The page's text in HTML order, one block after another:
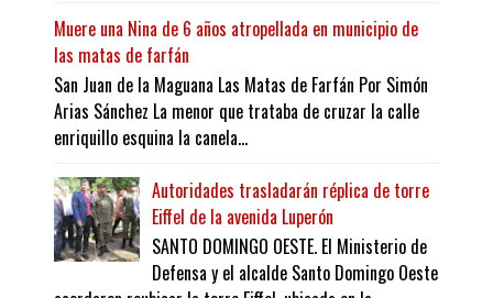
Muere una Nina de 6 años atropellada en municipio de
las matas de farfán
San Juan de la Maguana Las Matas de Farfán Por Simón
Arias Sánchez La menor que trataba de cruzar la calle
enriquillo esquina la canela...
Autoridades trasladarán réplica de torre
Eiffel de la avenida Luperón
SANTO DOMINGO OESTE. El Ministerio de
Defensa y el alcalde Santo Domingo Oeste